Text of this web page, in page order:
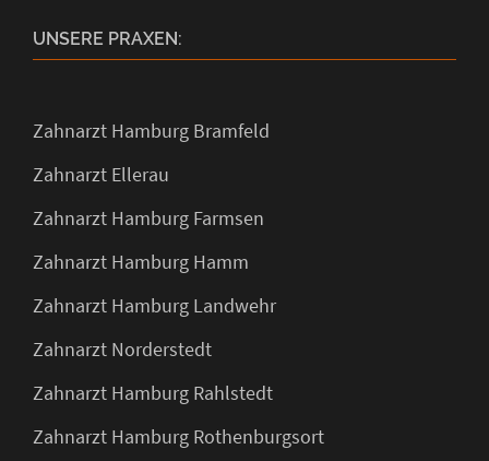
UNSERE PRAXEN:
Zahnarzt Hamburg Bramfeld
Zahnarzt Ellerau
Zahnarzt Hamburg Farmsen
Zahnarzt Hamburg Hamm
Zahnarzt Hamburg Landwehr
Zahnarzt Norderstedt
Zahnarzt Hamburg Rahlstedt
Zahnarzt Hamburg Rothenburgsort